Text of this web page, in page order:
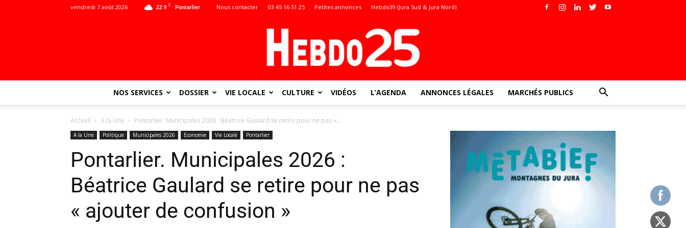
22.9 C Pontarlier
vendredi 7 août 2026 Nous contacter 03 45 16 51 25 Petites annonces Hebdo39 (Jura Sud & Jura Nord)
:
NOS SERVICES DOSSIER VIE LOCALE CULTURE VIDÉOS L’AGENDA ANNONCES LÉGALES MARCHÉS PUBLICS
Accueil A la Une Pontarlier. Municipales 2026 : Béatrice Gaulard se retire pour ne pas «...
A la Une Politique Municipales 2026 Economie Vie Locale Pontarlier
Pontarlier. Municipales 2026 :
Béatrice Gaulard se retire pour ne pas
« ajouter de confusion »